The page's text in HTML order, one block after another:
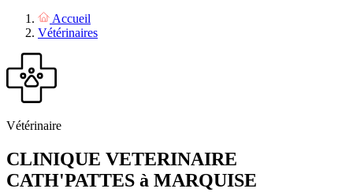
Accueil
Vétérinaires
Vétérinaire
CLINIQUE VETERINAIRE
CATH'PATTES à MARQUISE